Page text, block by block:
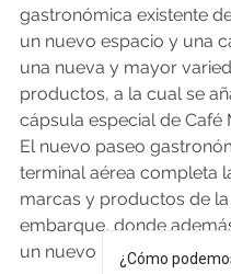
gastronómica existente
un nuevo espacio y una
una nueva y mayor
productos, a la cual se
cápsula especial de Café
El nuevo paseo
terminal aérea completa
marcas y productos de
embarque, donde
un nuevo local de
¿Cómo